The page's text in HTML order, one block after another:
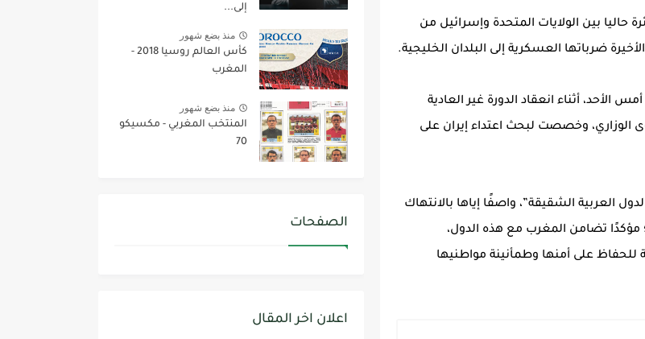
حاليا بين الولايات المتحدة وإسرائيل من
ضرباتها العسكرية إلى البلدان الخليجية.
الأحد، أثناء انعقاد الدورة غير العادية
الوزاري، وخصصت لبحث اعتداء إيران على
العربية الشقيقة”، واصفًا إياها بالانتهاك
مؤكدًا تضامن المغرب مع هذه الدول،
للحفاظ على أمنها وطمأنينة مواطنيها
إلى...
منذ بضع شهور
كأس العالم روسيا 2018 -
المغرب
منذ بضع شهور
المنتخب المغربي - مكسيكو
70
الصفحات
اعلان اخر المقال